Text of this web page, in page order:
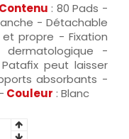
Contenu : 80 Pads -
- Détachable
propre - Fixation
-
peut laisser
absorbants -
Couleur : Blanc